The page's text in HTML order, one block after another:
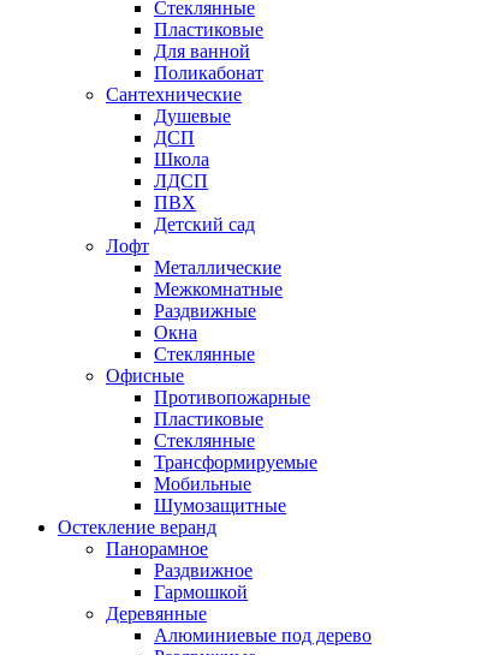
Стеклянные
Пластиковые
Для ванной
Поликабонат
Сантехнические
Душевые
ДСП
Школа
ЛДСП
ПВХ
Детский сад
Лофт
Металлические
Межкомнатные
Раздвижные
Окна
Стеклянные
Офисные
Противопожарные
Пластиковые
Стеклянные
Трансформируемые
Мобильные
Шумозащитные
Остекление веранд
Панорамное
Раздвижное
Гармошкой
Деревянные
Алюминиевые под дерево